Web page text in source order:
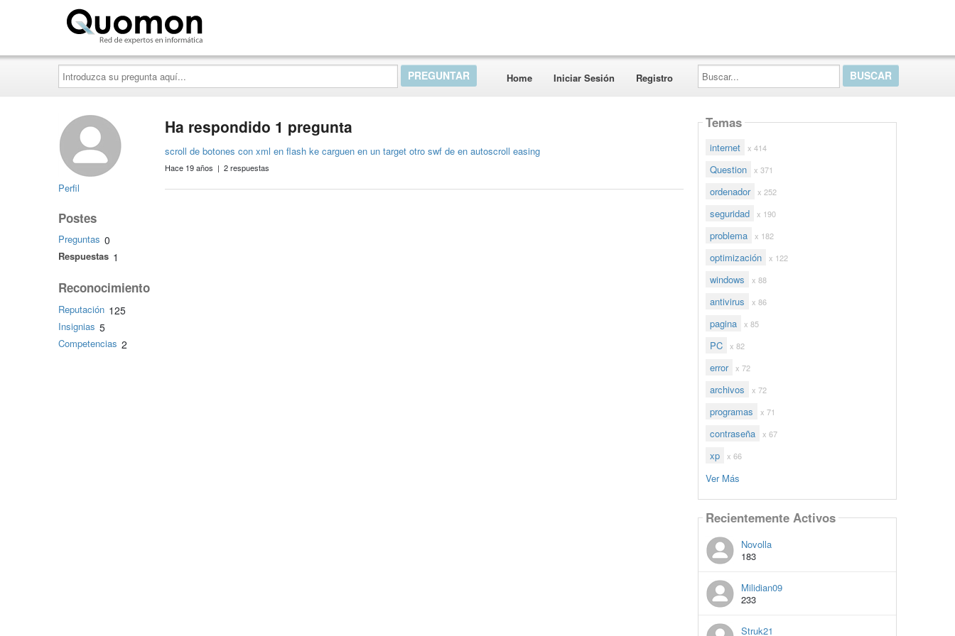
Introduzca
su
pregunta
aquí...
Home Iniciar Sesión Registro
Buscar...
Perfil
Postes
Preguntas 0
Respuestas 1
Reconocimiento
Reputación 125
Insignias 5
Competencias 2
Ha respondido 1 pregunta
scroll de botones con xml en flash ke carguen en un target otro swf de en autoscroll easing
Hace 19 años | 2 respuestas
Temas
internet x 414
Question x 371
ordenador x 252
seguridad x 190
problema x 182
optimización x 122
windows x 88
antivirus x 86
pagina x 85
PC x 82
error x 72
archivos x 72
programas x 71
contraseña x 67
xp x 66
Ver Más
Recientemente Activos
Novolla
183
Milidian09
233
Struk21